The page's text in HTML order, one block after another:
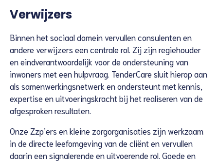
Verwijzers
Binnen het sociaal domein vervullen consulenten en
andere verwijzers een centrale rol. Zij zijn regiehouder
en eindverantwoordelijk voor de ondersteuning van
inwoners met een hulpvraag. TenderCare sluit hierop aan
als samenwerkingsnetwerk en ondersteunt met kennis,
expertise en uitvoeringskracht bij het realiseren van de
afgesproken resultaten.
Onze Zzp’ers en kleine zorgorganisaties zijn werkzaam
in de directe leefomgeving van de cliënt en vervullen
daarin een signalerende en uitvoerende rol. Goede en